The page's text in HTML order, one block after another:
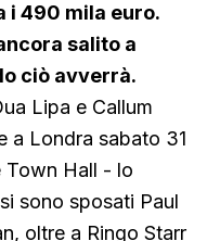
i 490 mila euro.
salito a
ciò avverrà.
Lipa e Callum
a Londra sabato 31
Town Hall - lo
sono sposati Paul
oltre a Ringo Starr